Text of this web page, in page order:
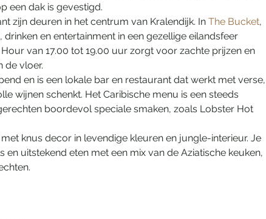
een dak is gevestigd.
zijn deuren in het centrum van Kralendijk. In The Bucket,
drinken en entertainment in een gezellige eilandsfeer
van 17.00 tot 19.00 uur zorgt voor zachte prijzen en
de vloer.
en is een lokale bar en restaurant dat werkt met verse,
wijnen schenkt. Het Caribische menu is een steeds
boordevol speciale smaken, zoals Lobster Hot
knus decor in levendige kleuren en jungle-interieur. Je
en uitstekend eten met een mix van de Aziatische keuken,